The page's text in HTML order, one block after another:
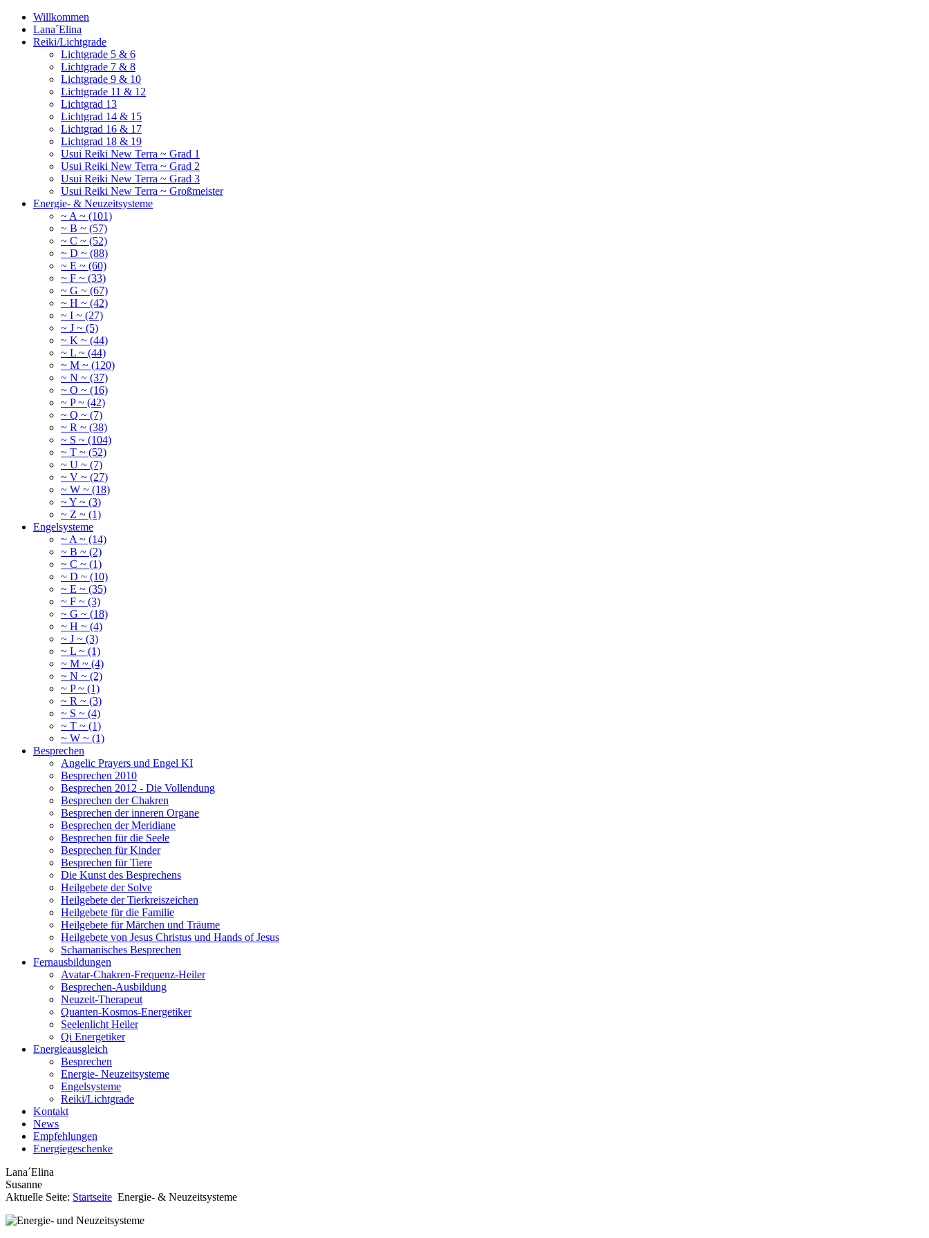
Willkommen
Lana´Elina
Reiki/Lichtgrade
Lichtgrade 5 & 6
Lichtgrade 7 & 8
Lichtgrade 9 & 10
Lichtgrade 11 & 12
Lichtgrad 13
Lichtgrad 14 & 15
Lichtgrad 16 & 17
Lichtgrad 18 & 19
Usui Reiki New Terra ~ Grad 1
Usui Reiki New Terra ~ Grad 2
Usui Reiki New Terra ~ Grad 3
Usui Reiki New Terra ~ Großmeister
Energie- & Neuzeitsysteme
~ A ~ (101)
~ B ~ (57)
~ C ~ (52)
~ D ~ (88)
~ E ~ (60)
~ F ~ (33)
~ G ~ (67)
~ H ~ (42)
~ I ~ (27)
~ J ~ (5)
~ K ~ (44)
~ L ~ (44)
~ M ~ (120)
~ N ~ (37)
~ O ~ (16)
~ P ~ (42)
~ Q ~ (7)
~ R ~ (38)
~ S ~ (104)
~ T ~ (52)
~ U ~ (7)
~ V ~ (27)
~ W ~ (18)
~ Y ~ (3)
~ Z ~ (1)
Engelsysteme
~ A ~ (14)
~ B ~ (2)
~ C ~ (1)
~ D ~ (10)
~ E ~ (35)
~ F ~ (3)
~ G ~ (18)
~ H ~ (4)
~ J ~ (3)
~ L ~ (1)
~ M ~ (4)
~ N ~ (2)
~ P ~ (1)
~ R ~ (3)
~ S ~ (4)
~ T ~ (1)
~ W ~ (1)
Besprechen
Angelic Prayers und Engel KI
Besprechen 2010
Besprechen 2012 - Die Vollendung
Besprechen der Chakren
Besprechen der inneren Organe
Besprechen der Meridiane
Besprechen für die Seele
Besprechen für Kinder
Besprechen für Tiere
Die Kunst des Besprechens
Heilgebete der Solve
Heilgebete der Tierkreiszeichen
Heilgebete für die Familie
Heilgebete für Märchen und Träume
Heilgebete von Jesus Christus und Hands of Jesus
Schamanisches Besprechen
Fernausbildungen
Avatar-Chakren-Frequenz-Heiler
Besprechen-Ausbildung
Neuzeit-Therapeut
Quanten-Kosmos-Energetiker
Seelenlicht Heiler
Qi Energetiker
Energieausgleich
Besprechen
Energie- Neuzeitsysteme
Engelsysteme
Reiki/Lichtgrade
Kontakt
News
Empfehlungen
Energiegeschenke
Lana´Elina
Susanne
Aktuelle Seite: Startseite Energie- & Neuzeitsysteme